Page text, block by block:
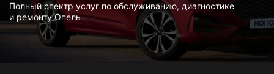
Полный спектр услуг по обслуживанию, диагностике
и ремонту Опель